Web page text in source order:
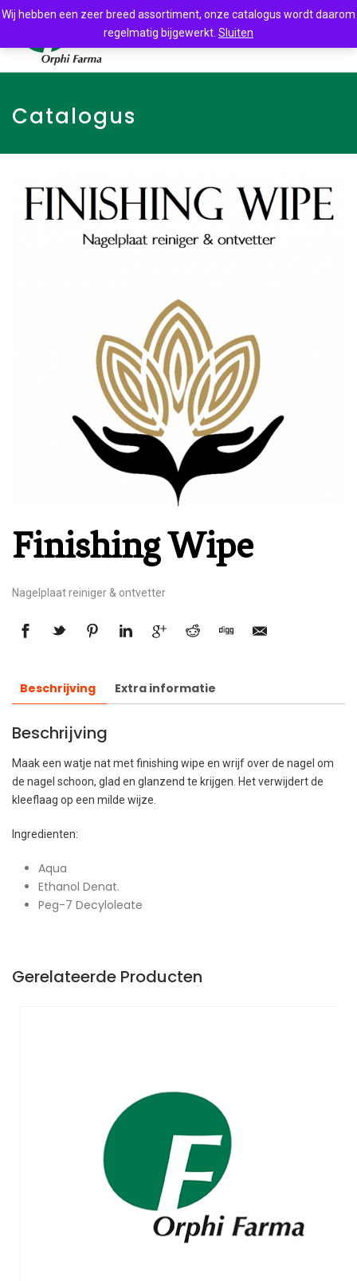
Catalogus
Finishing Wipe
Nagelplaat reiniger & ontvetter
Beschrijving Extra informatie
Beschrijving
Maak een watje nat met finishing wipe en wrijf over de nagel om
de nagel schoon, glad en glanzend te krijgen. Het verwijdert de
kleeflaag op een milde wijze.
Ingredienten:
Aqua
Ethanol Denat.
Peg-7 Decyloleate
Gerelateerde Producten
Wij hebben een zeer breed assortiment, onze catalogus wordt daarom
regelmatig bijgewerkt. Sluiten